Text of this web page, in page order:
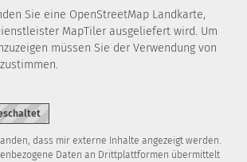
Sie eine OpenStreetMap Landkarte,
MapTiler ausgeliefert wird. Um
müssen Sie der Verwendung von
dass mir externe Inhalte angezeigt werden.
Daten an Drittplattformen übermittelt